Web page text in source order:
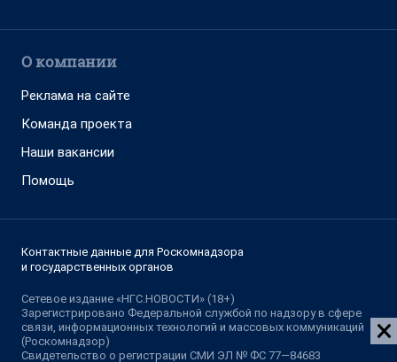
О компании
Реклама на сайте
Команда проекта
Наши вакансии
Помощь
Контактные данные для Роскомнадзора
и государственных органов
Сетевое издание «НГС.НОВОСТИ» (18+)
Зарегистрировано Федеральной службой по надзору в сфере
связи, информационных технологий и массовых коммуникаций
(Роскомнадзор)
Свидетельство о регистрации СМИ ЭЛ № ФС 77—84683